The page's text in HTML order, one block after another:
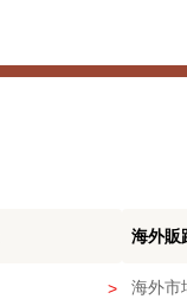
海外販
海外市